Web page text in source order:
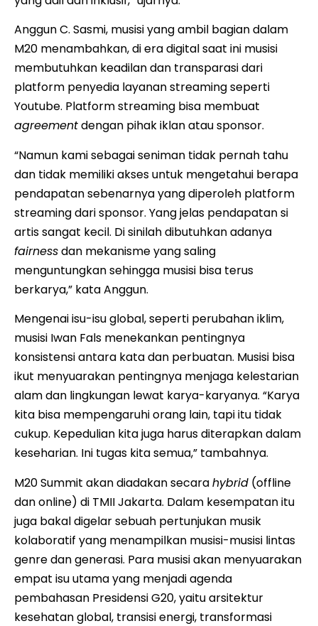
Anggun C. Sasmi, musisi yang ambil bagian dalam
M20 menambahkan, di era digital saat ini musisi
membutuhkan keadilan dan transparasi dari
platform penyedia layanan streaming seperti
Youtube. Platform streaming bisa membuat
agreementdengan pihak iklan atau sponsor.
“Namun kami sebagai seniman tidak pernah tahu
dan tidak memiliki akses untuk mengetahui berapa
pendapatan sebenarnya yang diperoleh platform
streaming dari sponsor. Yang jelas pendapatan si
artis sangat kecil. Di sinilah dibutuhkan adanya
fairnessdan mekanisme yang saling
menguntungkan sehingga musisi bisa terus
berkarya,” kata Anggun.
Mengenai isu-isu global, seperti perubahan iklim,
musisi Iwan Fals menekankan pentingnya
konsistensi antara kata dan perbuatan. Musisi bisa
ikut menyuarakan pentingnya menjaga kelestarian
alam dan lingkungan lewat karya-karyanya. “Karya
kita bisa mempengaruhi orang lain, tapi itu tidak
cukup. Kepedulian kita juga harus diterapkan dalam
keseharian. Ini tugas kita semua,” tambahnya.
M20 Summit akan diadakan secarahybrid (offline
dan online) di TMII Jakarta. Dalam kesempatan itu
juga bakal digelar sebuah pertunjukan musik
kolaboratif yang menampilkan musisi-musisi lintas
genre dan generasi. Para musisi akan menyuarakan
empat isu utama yang menjadi agenda
pembahasan Presidensi G20, yaitu arsitektur
kesehatan global, transisi energi, transformasi